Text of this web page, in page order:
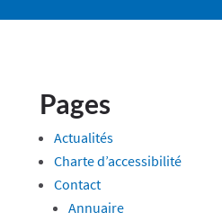
Pages
Actualités
Charte d’accessibilité
Contact
Annuaire